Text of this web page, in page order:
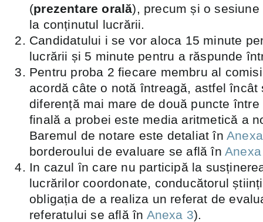
(prezentare orală), precum și o
la conținutul lucrării.
Candidatului i se vor aloca 15 minute
lucrării și 5 minute pentru a răspunde
Pentru proba 2 fiecare membru al
acordă câte o notă întreagă, astfel încât
diferență mai mare de două puncte
finală a probei este media aritmetică a
Baremul de notare este detaliat în
borderoului de evaluare se află în
In cazul ȋn care nu participă la
lucrărilor coordonate, conducătorul
obligația de a realiza un referat de
referatului se află în Anexa 3).